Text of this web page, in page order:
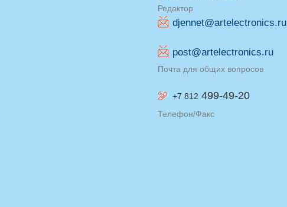
Редактор
djennet@artelectronics.ru
post@artelectronics.ru
Почта для общих вопросов
+7 812 499-49-20
Телефон/Факс